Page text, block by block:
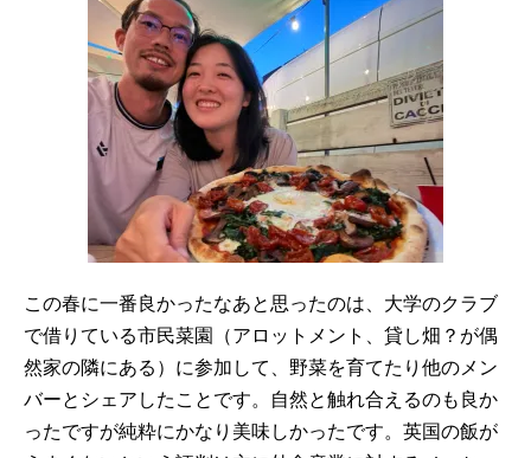
この春に一番良かったなあと思ったのは、大学のクラブ
で借りている市民菜園（アロットメント、貸し畑？が偶
然家の隣にある）に参加して、野菜を育てたり他のメン
バーとシェアしたことです。自然と触れ合えるのも良か
ったですが純粋にかなり美味しかったです。英国の飯が